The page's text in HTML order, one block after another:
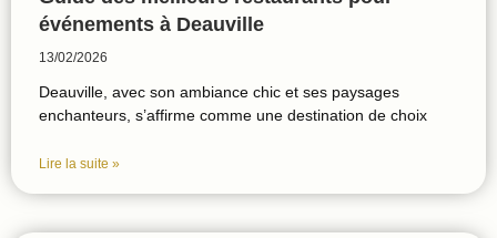
événements à Deauville
13/02/2026
Deauville, avec son ambiance chic et ses paysages
enchanteurs, s’affirme comme une destination de choix
Lire la suite »